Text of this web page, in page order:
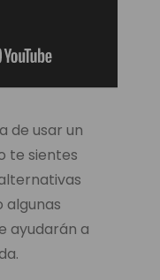
de usar un
te sientes
algunas
ayudarán a